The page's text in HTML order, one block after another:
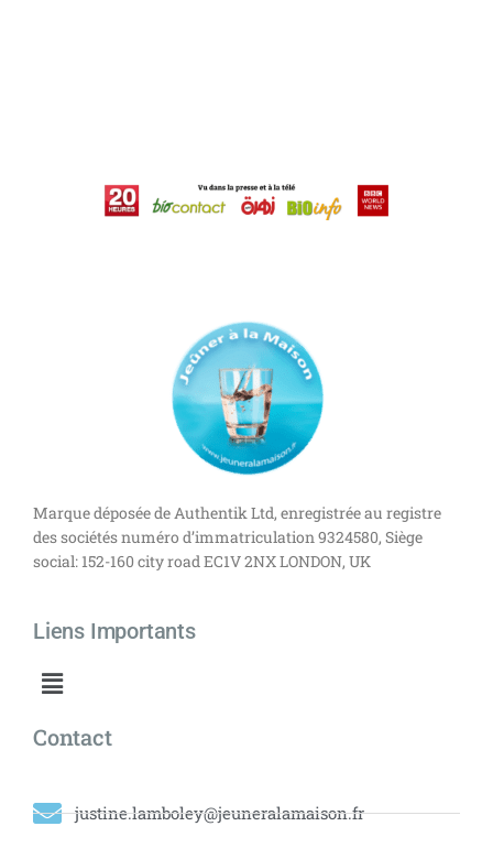
Marque déposée de Authentik Ltd, enregistrée au registre
des sociétés numéro d’immatriculation 9324580, Siège
social: 152-160 city road EC1V 2NX LONDON, UK
Liens Importants
Contact
justine.lamboley@jeuneralamaison.fr